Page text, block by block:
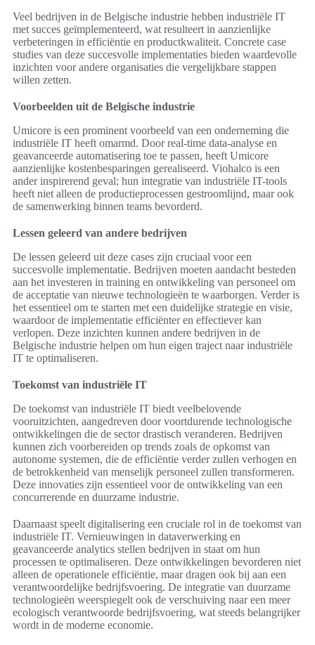
Veel bedrijven in de Belgische industrie hebben industriële IT
met succes geïmplementeerd, wat resulteert in aanzienlijke
verbeteringen in efficiëntie en productkwaliteit. Concrete case
studies van deze succesvolle implementaties bieden waardevolle
inzichten voor andere organisaties die vergelijkbare stappen
willen zetten.
Voorbeelden uit de Belgische industrie
Umicore is een prominent voorbeeld van een onderneming die
industriële IT heeft omarmd. Door real-time data-analyse en
geavanceerde automatisering toe te passen, heeft Umicore
aanzienlijke kostenbesparingen gerealiseerd. Viohalco is een
ander inspirerend geval; hun integratie van industriële IT-tools
heeft niet alleen de productieprocessen gestroomlijnd, maar ook
de samenwerking binnen teams bevorderd.
Lessen geleerd van andere bedrijven
De lessen geleerd uit deze cases zijn cruciaal voor een
succesvolle implementatie. Bedrijven moeten aandacht besteden
aan het investeren in training en ontwikkeling van personeel om
de acceptatie van nieuwe technologieën te waarborgen. Verder is
het essentieel om te starten met een duidelijke strategie en visie,
waardoor de implementatie efficiënter en effectiever kan
verlopen. Deze inzichten kunnen andere bedrijven in de
Belgische industrie helpen om hun eigen traject naar industriële
IT te optimaliseren.
Toekomst van industriële IT
De toekomst van industriële IT biedt veelbelovende
vooruitzichten, aangedreven door voortdurende technologische
ontwikkelingen die de sector drastisch veranderen. Bedrijven
kunnen zich voorbereiden op trends zoals de opkomst van
autonome systemen, die de efficiëntie verder zullen verhogen en
de betrokkenheid van menselijk personeel zullen transformeren.
Deze innovaties zijn essentieel voor de ontwikkeling van een
concurrerende en duurzame industrie.
Daarnaast speelt digitalisering een cruciale rol in de toekomst van
industriële IT. Vernieuwingen in dataverwerking en
geavanceerde analytics stellen bedrijven in staat om hun
processen te optimaliseren. Deze ontwikkelingen bevorderen niet
alleen de operationele efficiëntie, maar dragen ook bij aan een
verantwoordelijke bedrijfsvoering. De integratie van duurzame
technologieën weerspiegelt ook de verschuiving naar een meer
ecologisch verantwoorde bedrijfsvoering, wat steeds belangrijker
wordt in de moderne economie.